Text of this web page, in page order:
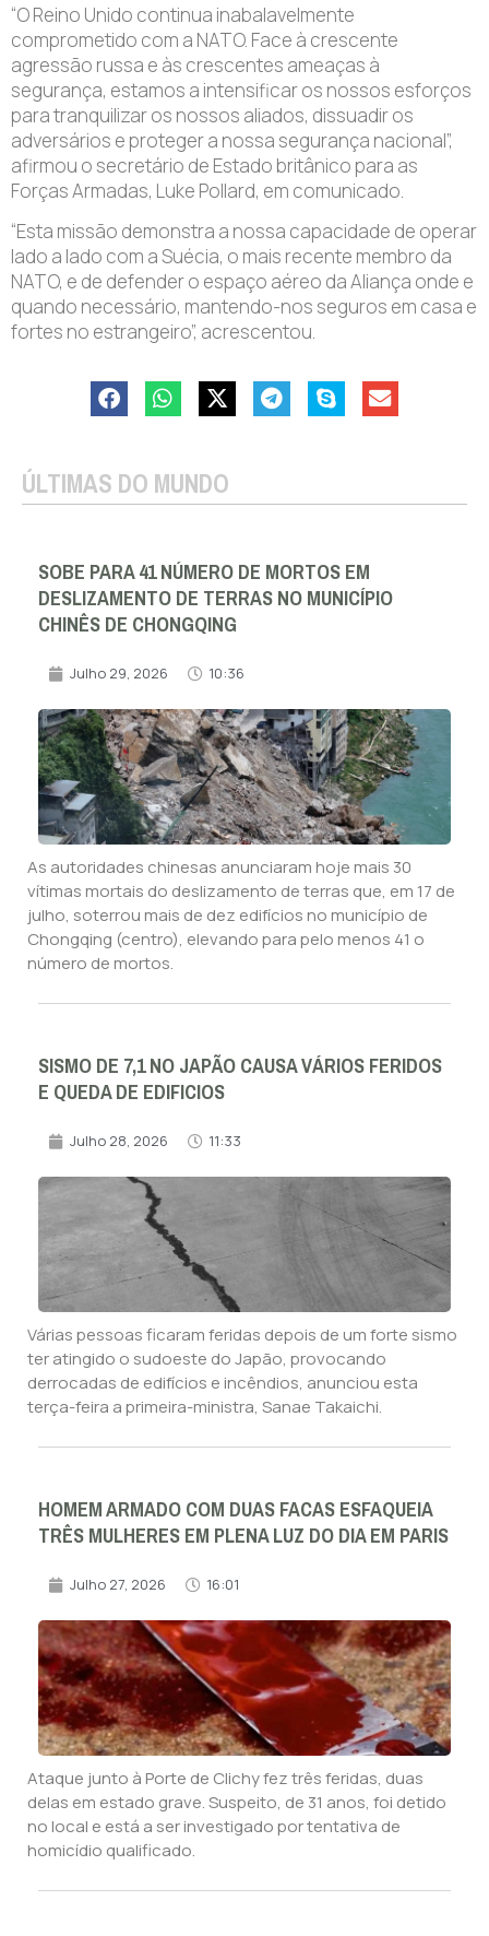
“O Reino Unido continua inabalavelmente
comprometido com a NATO. Face à crescente
agressão russa e às crescentes ameaças à
segurança, estamos a intensificar os nossos esforços
para tranquilizar os nossos aliados, dissuadir os
adversários e proteger a nossa segurança nacional”,
afirmou o secretário de Estado britânico para as
Forças Armadas, Luke Pollard, em comunicado.
“Esta missão demonstra a nossa capacidade de operar
lado a lado com a Suécia, o mais recente membro da
NATO, e de defender o espaço aéreo da Aliança onde e
quando necessário, mantendo-nos seguros em casa e
fortes no estrangeiro”, acrescentou.
ÚLTIMAS DO MUNDO
SOBE PARA 41 NÚMERO DE MORTOS EM
DESLIZAMENTO DE TERRAS NO MUNICÍPIO
CHINÊS DE CHONGQING
Julho 29, 2026 10:36
As autoridades chinesas anunciaram hoje mais 30
vítimas mortais do deslizamento de terras que, em 17 de
julho, soterrou mais de dez edifícios no município de
Chongqing (centro), elevando para pelo menos 41 o
número de mortos.
SISMO DE 7,1 NO JAPÃO CAUSA VÁRIOS FERIDOS
E QUEDA DE EDIFICIOS
Julho 28, 2026 11:33
Várias pessoas ficaram feridas depois de um forte sismo
ter atingido o sudoeste do Japão, provocando
derrocadas de edifícios e incêndios, anunciou esta
terça-feira a primeira-ministra, Sanae Takaichi.
HOMEM ARMADO COM DUAS FACAS ESFAQUEIA
TRÊS MULHERES EM PLENA LUZ DO DIA EM PARIS
Julho 27, 2026 16:01
Ataque junto à Porte de Clichy fez três feridas, duas
delas em estado grave. Suspeito, de 31 anos, foi detido
no local e está a ser investigado por tentativa de
homicídio qualificado.